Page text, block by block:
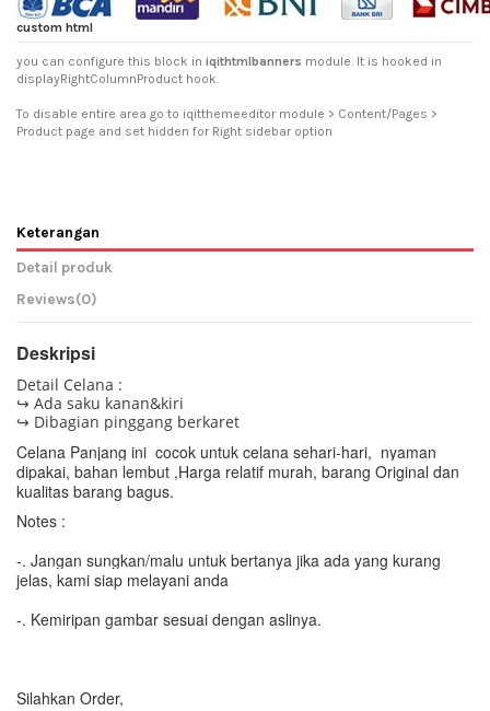
custom html
you can configure this block in iqithtmlbanners module. It is hooked in
displayRightColumnProduct hook.
To disable entire area go to iqitthemeeditor module > Content/Pages >
Product page and set hidden for Right sidebar option
Keterangan
Detail produk
Reviews(0)
Deskripsi
Detail Celana :
↪ Ada saku kanan&kiri
↪ Dibagian pinggang berkaret
Celana Panjang ini cocok untuk celana sehari-hari, nyaman
dipakai, bahan lembut ,Harga relatif murah, barang Original dan
kualitas barang bagus.
Notes :
-. Jangan sungkan/malu untuk bertanya jika ada yang kurang
jelas, kami siap melayani anda
-. Kemiripan gambar sesuai dengan aslinya.
Silahkan Order,